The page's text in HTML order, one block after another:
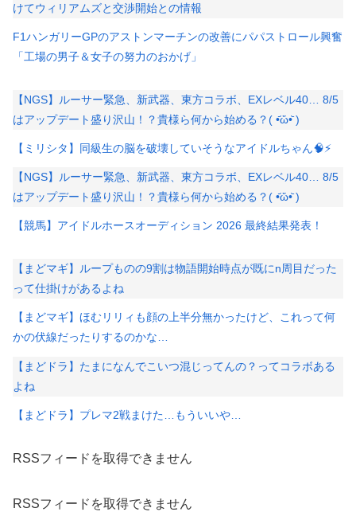
けてウィリアムズと交渉開始との情報
F1ハンガリーGPのアストンマーチンの改善にパパストロール興奮
「工場の男子＆女子の努力のおかげ」
【NGS】ルーサー緊急、新武器、東方コラボ、EXレベル40… 8/5
はアップデート盛り沢山！？貴様ら何から始める？( •᷄ὤ•᷅ )
【ミリシタ】同級生の脳を破壊していそうなアイドルちゃん🧠⚡
【NGS】ルーサー緊急、新武器、東方コラボ、EXレベル40… 8/5
はアップデート盛り沢山！？貴様ら何から始める？( •᷄ὤ•᷅ )
【競馬】アイドルホースオーディション 2026 最終結果発表！
【まどマギ】ループものの9割は物語開始時点が既にn周目だった
って仕掛けがあるよね
【まどマギ】ほむリリィも顔の上半分無かったけど、これって何
かの伏線だったりするのかな…
【まどドラ】たまになんでこいつ混じってんの？ってコラボある
よね
【まどドラ】プレマ2戦まけた…もういいや…
RSSフィードを取得できません
RSSフィードを取得できません